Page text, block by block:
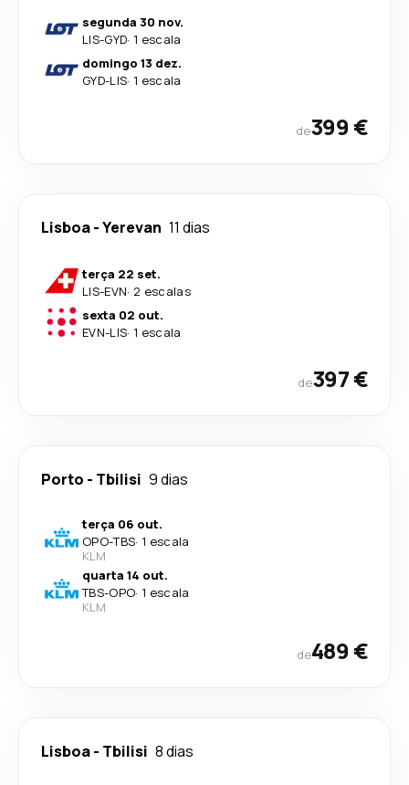
segunda 30 nov.
LIS-GYD· 1 escala
domingo 13 dez.
GYD-LIS· 1 escala
de399 €
Lisboa-Yerevan 11 dias
terça 22 set.
LIS-EVN· 2 escalas
sexta 02 out.
EVN-LIS· 1 escala
de397 €
Porto - Tbilisi 9 dias
terça 06 out.
OPO-TBS· 1 escala
KLM
quarta 14 out.
TBS-OPO· 1 escala
KLM
de489 €
Lisboa- Tbilisi 8 dias